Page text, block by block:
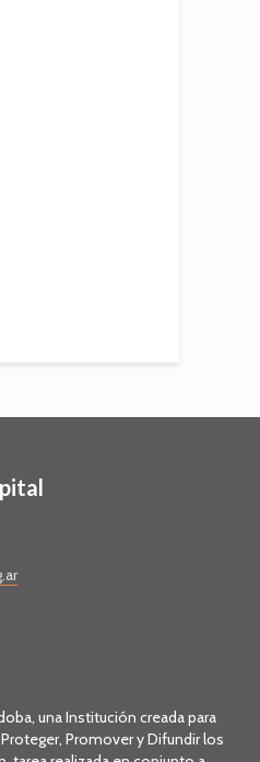
una Institución creada para
Promover y Difundir los